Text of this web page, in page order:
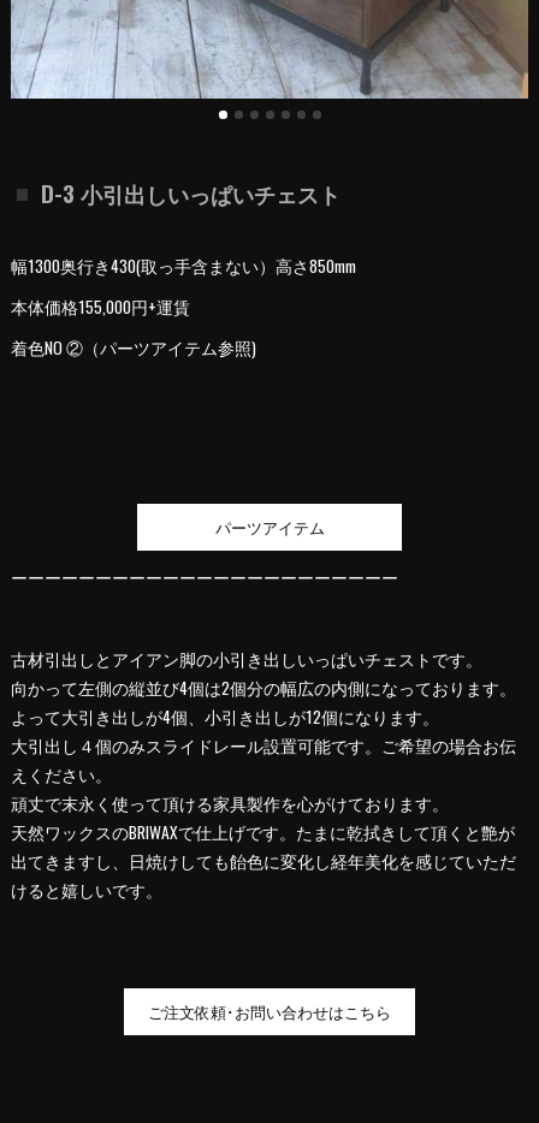
D-3 小引出しいっぱいチェスト
幅1300奥行き430(取っ手含まない）高さ850mm
本体価格155,000円+運賃
着色NO ②（パーツアイテム参照)
パーツアイテム
ーーーーーーーーーーーーーーーーーーーーーーー
古材引出しとアイアン脚の小引き出しいっぱいチェストです。
向かって左側の縦並び4個は2個分の幅広の内側になっております。
よって大引き出しが4個、小引き出しが12個になります。
大引出し４個のみスライドレール設置可能です。ご希望の場合お伝
えください。
頑丈で末永く使って頂ける家具製作を心がけております。
天然ワックスのBRIWAXで仕上げです。たまに乾拭きして頂くと艶が
出てきますし、日焼けしても飴色に変化し経年美化を感じていただ
けると嬉しいです。
ご注文依頼･お問い合わせはこちら